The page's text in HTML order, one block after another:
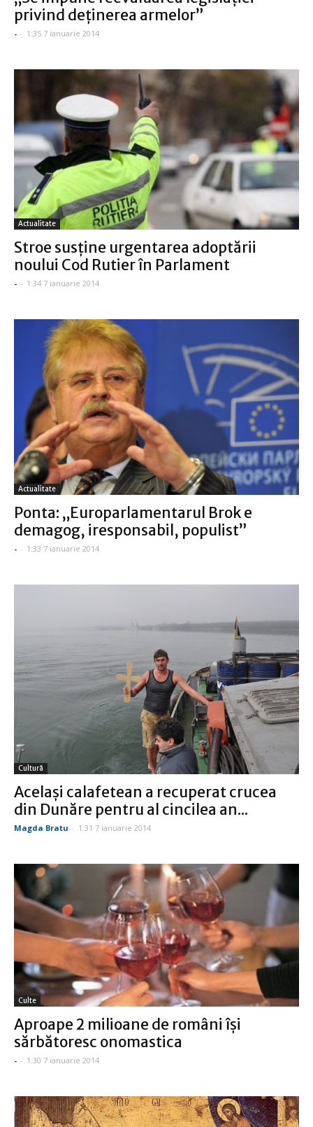
privind deţinerea armelor”
- - 1:35 7 ianuarie 2014
Actualitate
Stroe susţine urgentarea adoptării
noului Cod Rutier în Parlament
- - 1:34 7 ianuarie 2014
Actualitate
Ponta: „Europarlamentarul Brok e
demagog, iresponsabil, populist”
- - 1:33 7 ianuarie 2014
Cultură
Același calafetean a recuperat crucea
din Dunăre pentru al cincilea an...
Magda Bratu - 1:31 7 ianuarie 2014
Culte
Aproape 2 milioane de români își
sărbătoresc onomastica
- - 1:30 7 ianuarie 2014